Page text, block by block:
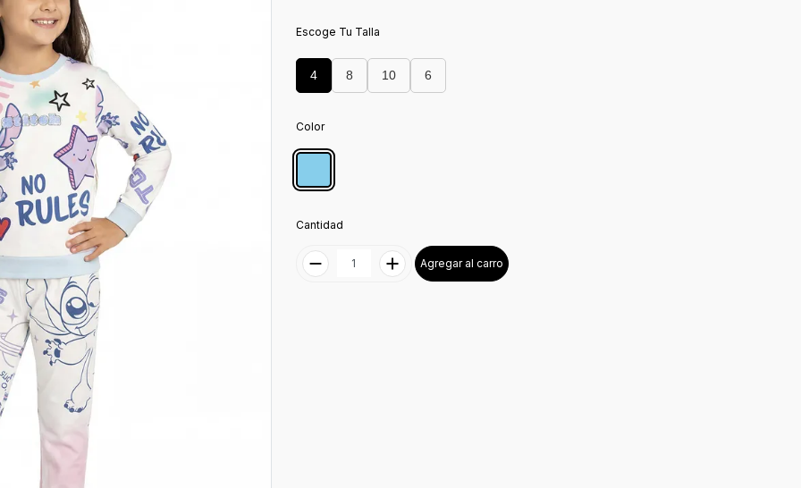
Escoge Tu Talla
4 8 10 6
Color
Cantidad
Agregar al carro